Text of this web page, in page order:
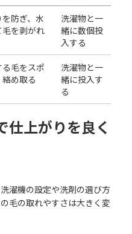
防ぎ、水
を剥がれ
洗濯物と一
緒に数個投
入する
毛をスポ
め取る
洗濯物と一
緒に投入す
る
仕上がりを良く
濯機の設定や洗剤の選び方
毛の取れやすさは大きく変